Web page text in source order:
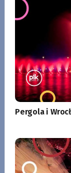
Pergola i